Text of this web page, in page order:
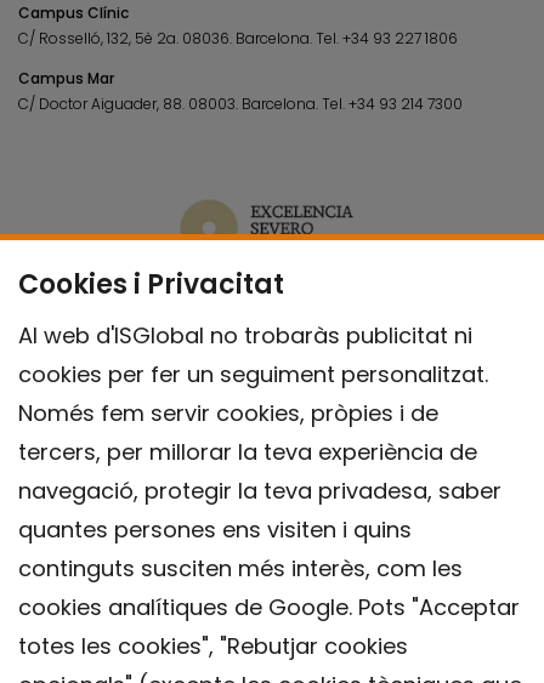
Cookies i Privacitat
Al web d'ISGlobal no trobaràs publicitat ni
cookies per fer un seguiment personalitzat.
Només fem servir cookies, pròpies i de
tercers, per millorar la teva experiència de
navegació, protegir la teva privadesa, saber
quantes persones ens visiten i quins
continguts susciten més interès, com les
cookies analítiques de Google. Pots "Acceptar
totes les cookies", "Rebutjar cookies
Campus Clínic
C/ Rosselló, 132, 5è 2a. 08036. Barcelona.Tel.+34 93 227 1806
Campus Mar
C/ Doctor Aiguader, 88. 08003. Barcelona.Tel.+34 93 214 7300